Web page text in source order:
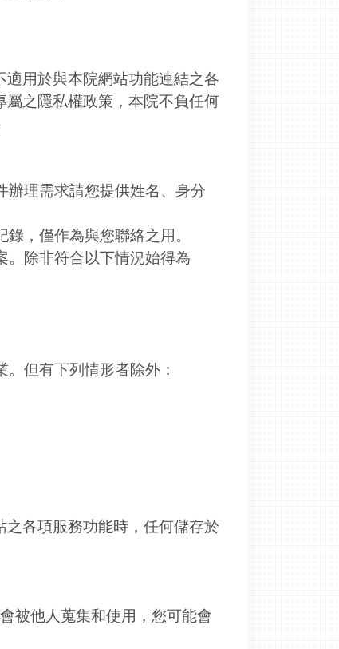
用於與本院網站功能連結之各
之隱私權政策，本院不負任何
理需求請您提供姓名、身分
，僅作為與您聯絡之用。
。除非符合以下情況始得為
但有下列情形者除外：
各項服務功能時，任何儲存於
被他人蒐集和使用，您可能會